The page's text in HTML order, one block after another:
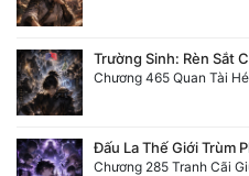
Trường Sinh: Rèn Sắt
Chương 465 Quan Tài
Đấu La Thế Giới Trùm
Chương 285 Tranh Cãi